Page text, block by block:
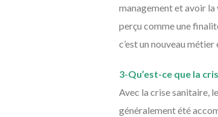
management et avoir
perçu comme une
c’est un nouveau métier
3-Qu’est-ce que la
Avec la crise sanitaire,
généralement été